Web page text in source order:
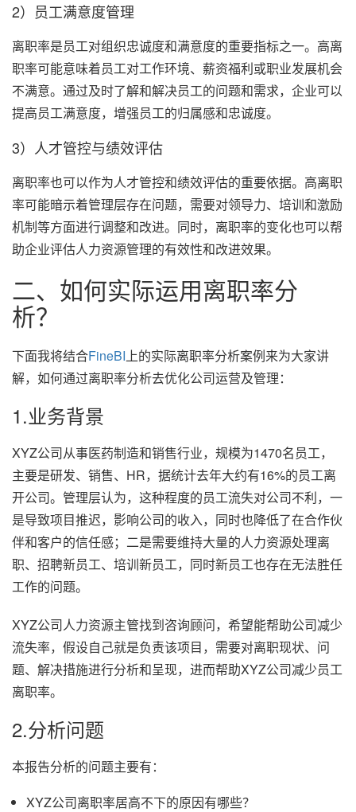
2）员工满意度管理
离职率是员工对组织忠诚度和满意度的重要指标之一。高离
职率可能意味着员工对工作环境、薪资福利或职业发展机会
不满意。通过及时了解和解决员工的问题和需求，企业可以
提高员工满意度，增强员工的归属感和忠诚度。
3）人才管控与绩效评估
离职率也可以作为人才管控和绩效评估的重要依据。高离职
率可能暗示着管理层存在问题，需要对领导力、培训和激励
机制等方面进行调整和改进。同时，离职率的变化也可以帮
助企业评估人力资源管理的有效性和改进效果。
二、如何实际运用离职率分
析？
下面我将结合FineBI上的实际离职率分析案例来为大家讲
解，如何通过离职率分析去优化公司运营及管理：
1.业务背景
XYZ公司从事医药制造和销售行业，规模为1470名员工，
主要是研发、销售、HR，据统计去年大约有16%的员工离
开公司。管理层认为，这种程度的员工流失对公司不利，一
是导致项目推迟，影响公司的收入，同时也降低了在合作伙
伴和客户的信任感；二是需要维持大量的人力资源处理离
职、招聘新员工、培训新员工，同时新员工也存在无法胜任
工作的问题。
XYZ公司人力资源主管找到咨询顾问，希望能帮助公司减少
流失率，假设自己就是负责该项目，需要对离职现状、问
题、解决措施进行分析和呈现，进而帮助XYZ公司减少员工
离职率。
2.分析问题
本报告分析的问题主要有：
XYZ公司离职率居高不下的原因有哪些？